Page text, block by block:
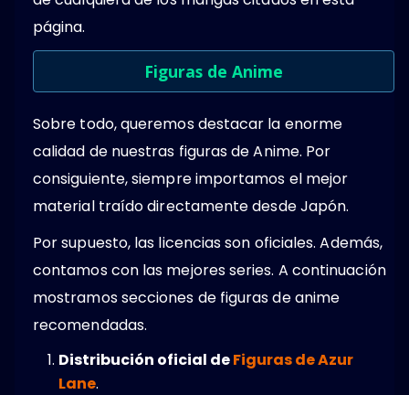
página.
Figuras de Anime
Sobre todo, queremos destacar la enorme
calidad de nuestras figuras de Anime. Por
consiguiente, siempre importamos el mejor
material traído directamente desde Japón.
Por supuesto, las licencias son oficiales. Además,
contamos con las mejores series. A continuación
mostramos secciones de figuras de anime
recomendadas.
Distribución oficial deFiguras de Azur
Lane.